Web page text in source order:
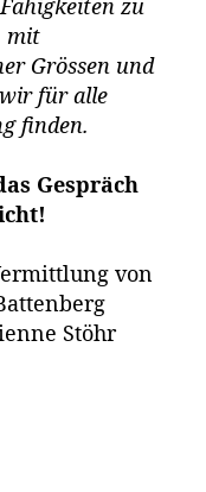
zu
mit
Grössen und
für alle
finden.
Gespräch
von
Stöhr